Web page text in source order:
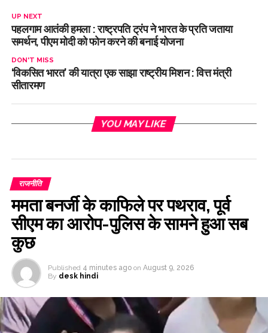
UP NEXT
पहलगाम आतंकी हमला : राष्ट्रपति ट्रंप ने भारत के प्रत‍ि जताया
समर्थन, पीएम मोदी को फोन करने की बनाई योजना
DON'T MISS
‘विकसित भारत’ की यात्रा एक साझा राष्ट्रीय मिशन : वित्त मंत्री
सीतारमण
YOU MAY LIKE
राजनीति
ममता बनर्जी के काफिले पर पथराव, पूर्व
सीएम का आरोप-पुलिस के सामने हुआ सब
कुछ
Published 4 minutes ago on August 9, 2026
By desk hindi